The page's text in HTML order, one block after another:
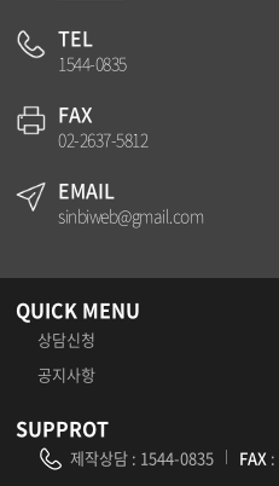
TEL
1544-0835
FAX
02-2637-5812
EMAIL
sinbiweb@gmail.com
QUICK MENU
상담신청
공지사항
SUPPROT
제작상담 : 1544-0835 FAX